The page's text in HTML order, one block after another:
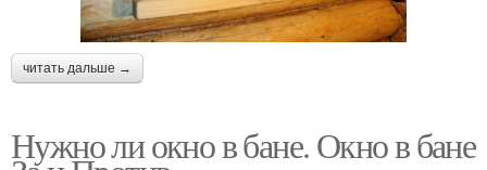
читать дальше →
Нужно ли окно в бане. Окно в бане